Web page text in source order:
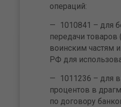
операций:
1010841 – для
передачи товаров
воинским частям
РФ для
1011236 – для
процентов в
по договору